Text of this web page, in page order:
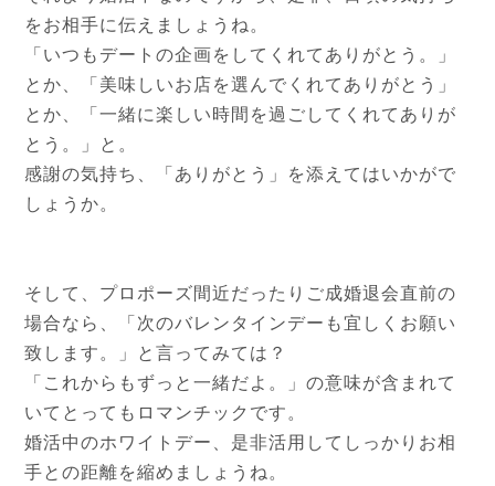
をお相手に伝えましょうね。
「いつもデートの企画をしてくれてありがとう。」
とか、「美味しいお店を選んでくれてありがとう」
とか、「一緒に楽しい時間を過ごしてくれてありが
とう。」と。
感謝の気持ち、「ありがとう」を添えてはいかがで
しょうか。
そして、プロポーズ間近だったりご成婚退会直前の
場合なら、「次のバレンタインデーも宜しくお願い
致します。」と言ってみては？
「これからもずっと一緒だよ。」の意味が含まれて
いてとってもロマンチックです。
婚活中のホワイトデー、是非活用してしっかりお相
手との距離を縮めましょうね。